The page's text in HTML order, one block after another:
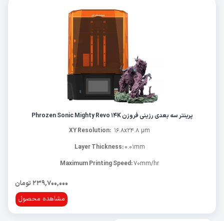
پرینتر سه بعدی رزینی فروزن Phrozen Sonic Mighty Revo 14K
XY Resolution: 16.8x24.8 µm
Layer Thickness:0.01mm
Maximum Printing Speed:70mm/hr
239,700,000 تومان
مشاهده محصول